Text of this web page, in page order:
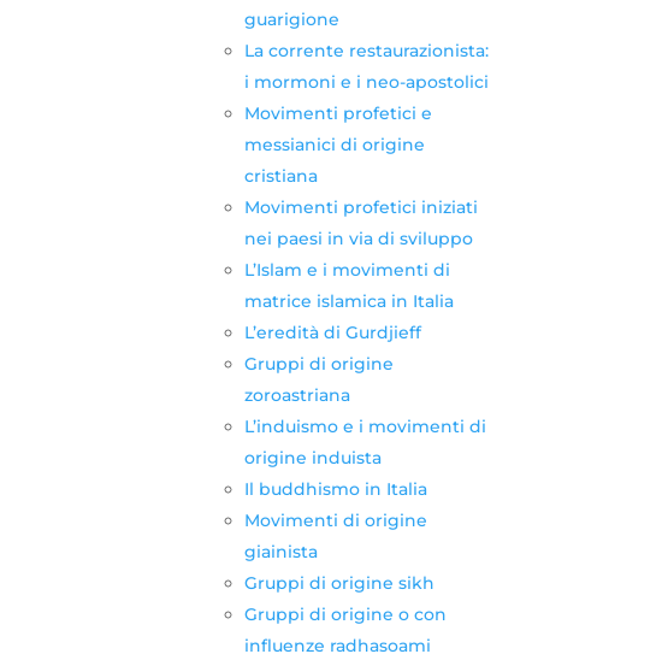
guarigione
La corrente restaurazionista:
i mormoni e i neo-apostolici
Movimenti profetici e
messianici di origine
cristiana
Movimenti profetici iniziati
nei paesi in via di sviluppo
L’Islam e i movimenti di
matrice islamica in Italia
L’eredità di Gurdjieff
Gruppi di origine
zoroastriana
L’induismo e i movimenti di
origine induista
Il buddhismo in Italia
Movimenti di origine
giainista
Gruppi di origine sikh
Gruppi di origine o con
influenze radhasoami